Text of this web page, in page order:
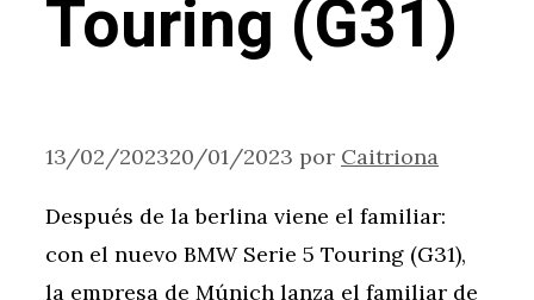
Touring (G31)
13/02/202320/01/2023 por Caitriona
Después de la berlina viene el familiar:
con el nuevo BMW Serie 5 Touring (G31),
la empresa de Múnich lanza el familiar de